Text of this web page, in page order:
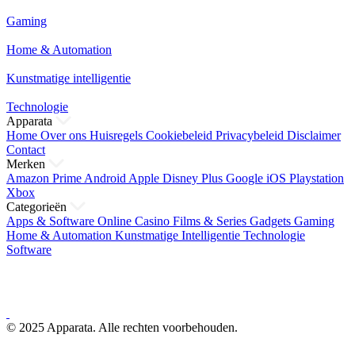
Gaming
Home & Automation
Kunstmatige intelligentie
Technologie
Apparata
Home Over ons Huisregels Cookiebeleid Privacybeleid Disclaimer
Contact
Merken
Amazon Prime Android Apple Disney Plus Google iOS Playstation
Xbox
Categorieën
Apps & Software Online Casino Films & Series Gadgets Gaming
Home & Automation Kunstmatige Intelligentie Technologie
Software
© 2025 Apparata. Alle rechten voorbehouden.